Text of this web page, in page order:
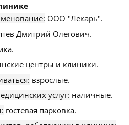
ООО "Лекарь".
Дмитрий Олегович.
центры и клиники.
взрослые.
услуг: наличные.
гостевая парковка.